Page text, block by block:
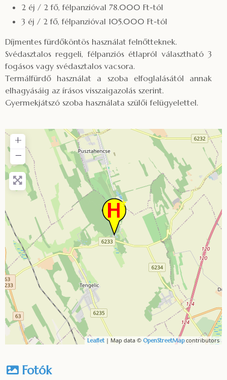
2 éj / 2 fő, félpanzióval 78.000 Ft-tól
3 éj / 2 fő, félpanzióval 105.000 Ft-tól
Díjmentes fürdőköntös használat felnőtteknek.
Svédasztalos reggeli, félpanziós étlapról választható 3
fogásos vagy svédasztalos vacsora.
Termálfürdő használat a szoba elfoglalásától annak
elhagyásáig az írásos visszaigazolás szerint.
Gyermekjátszó szoba használata szülői felügyelettel.
+
−
Leaflet| Map data © OpenStreetMapcontributors
Fotók